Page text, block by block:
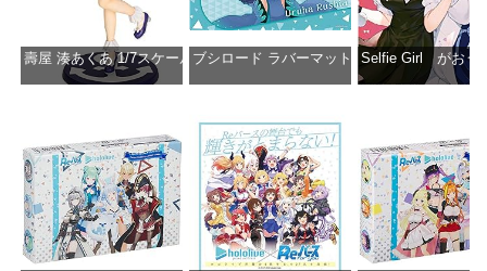
壽屋 湊あくあ 1/7スケール PVC製 塗装済み完成品フィギュア PP942
ブシロード ラバーマットコレクション
Selfie Girl がおう